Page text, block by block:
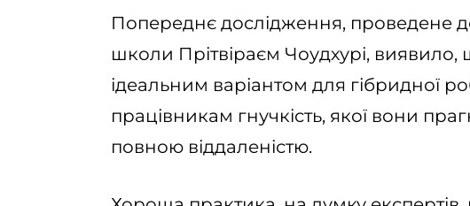
Попереднє дослідження, проведене
школи Прітвіраєм Чоудхурі,
ідеальним варіантом для гібридної
працівникам гнучкість, якої вони
повною віддаленістю.